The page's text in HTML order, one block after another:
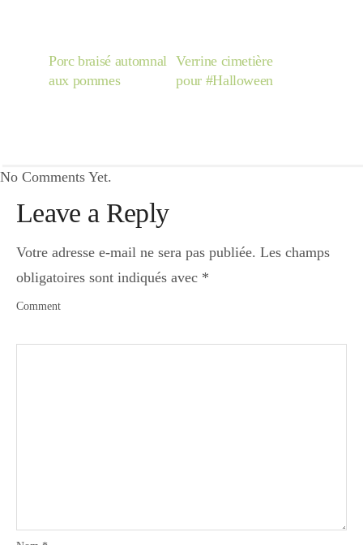
Porc braisé automnal
aux pommes
Verrine cimetière
pour #Halloween
No Comments Yet.
Leave a Reply
Votre adresse e-mail ne sera pas publiée. Les champs
obligatoires sont indiqués avec *
Comment